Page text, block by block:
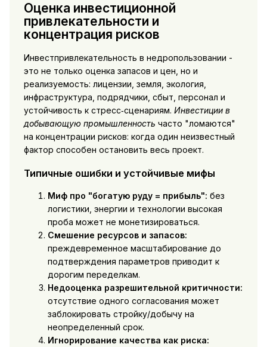
Оценка инвестиционной
привлекательности и
концентрация рисков
Инвестпривлекательность в недропользовании -
это не только оценка запасов и цен, но и
реализуемость: лицензии, земля, экология,
инфраструктура, подрядчики, сбыт, персонал и
устойчивость к стресс‑сценариям. Инвестиции в
добывающую промышленность часто "ломаются"
на концентрации рисков: когда один неизвестный
фактор способен остановить весь проект.
Типичные ошибки и устойчивые мифы
Миф про "богатую руду = прибыль": без
логистики, энергии и технологии высокая
проба может не монетизироваться.
Смешение ресурсов и запасов:
преждевременное масштабирование до
подтверждения параметров приводит к
дорогим переделкам.
Недооценка разрешительной критичности:
отсутствие одного согласования может
заблокировать стройку/добычу на
неопределенный срок.
Игнорирование качества как риска: